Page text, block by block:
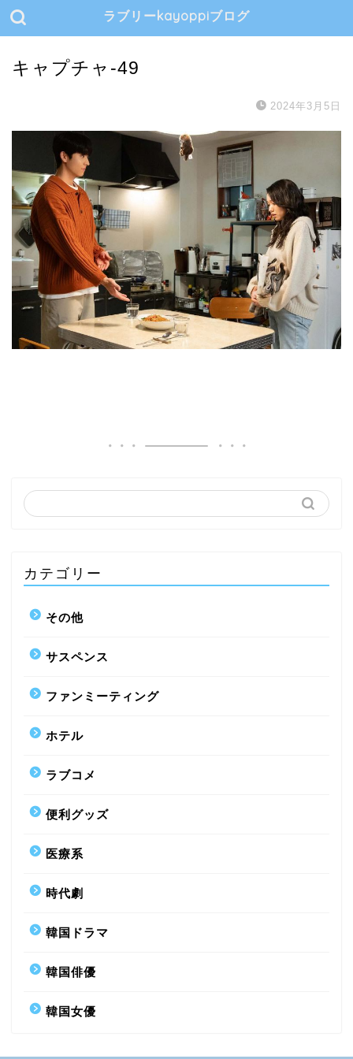
ラブリーkayoppiブログ
キャプチャ-49
2024年3月5日
カテゴリー
その他
サスペンス
ファンミーティング
ホテル
ラブコメ
便利グッズ
医療系
時代劇
韓国ドラマ
韓国俳優
韓国女優